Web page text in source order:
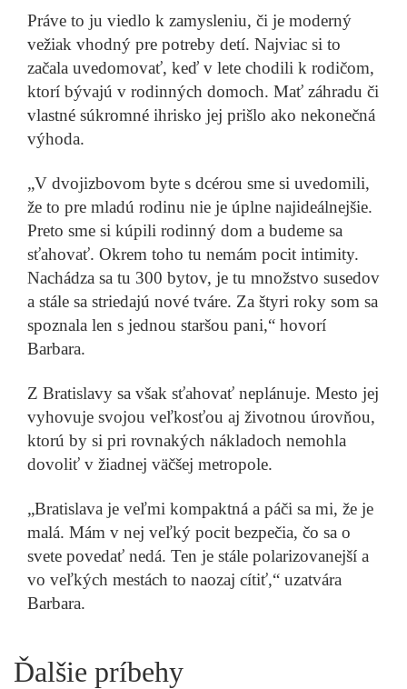
Práve to ju viedlo k zamysleniu, či je moderný
vežiak vhodný pre potreby detí. Najviac si to
začala uvedomovať, keď v lete chodili k rodičom,
ktorí bývajú v rodinných domoch. Mať záhradu či
vlastné súkromné ihrisko jej prišlo ako nekonečná
výhoda.
„V dvojizbovom byte s dcérou sme si uvedomili,
že to pre mladú rodinu nie je úplne najideálnejšie.
Preto sme si kúpili rodinný dom a budeme sa
sťahovať. Okrem toho tu nemám pocit intimity.
Nachádza sa tu 300 bytov, je tu množstvo susedov
a stále sa striedajú nové tváre. Za štyri roky som sa
spoznala len s jednou staršou pani,“ hovorí
Barbara.
Z Bratislavy sa však sťahovať neplánuje. Mesto jej
vyhovuje svojou veľkosťou aj životnou úrovňou,
ktorú by si pri rovnakých nákladoch nemohla
dovoliť v žiadnej väčšej metropole.
„Bratislava je veľmi kompaktná a páči sa mi, že je
malá. Mám v nej veľký pocit bezpečia, čo sa o
svete povedať nedá. Ten je stále polarizovanejší a
vo veľkých mestách to naozaj cítiť,“ uzatvára
Barbara.
Ďalšie príbehy